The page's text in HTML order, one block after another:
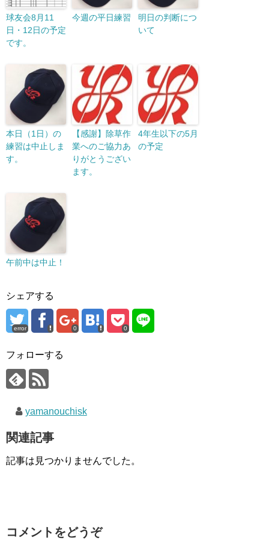
球友会8月11
日・12日の予定
です。
今週の平日練習
明日の判断につ
いて
本日（1日）の
練習は中止しま
す。
【感謝】除草作
業へのご協力あ
りがとうござい
ます。
4年生以下の5月
の予定
午前中は中止！
シェアする
error 0 0
フォローする
yamanouchisk
関連記事
記事は見つかりませんでした。
コメントをどうぞ